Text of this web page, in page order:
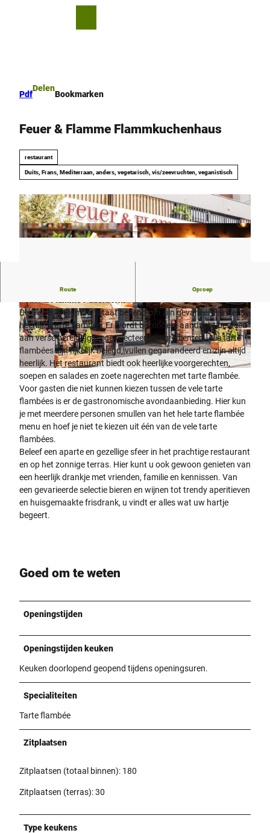
Pdf
Delen
Bookmarken
Feuer & Flamme Flammkuchenhaus
restaurant
Duits, Frans, Mediterraan, anders, vegetarisch, vis/zeevruchten, veganistisch
© Teutoburger Wald Tourismus, Feuer & Flamme Paderborn | CC-BY-SA
© Teutoburger Wald Tourismus , Feuer & Flam
me Paderborn |CC-BY-SA
© Teutoburger Wald Tourismus, Feuer & Flam
me Paderborn |CC-BY-SA
Route Oproep
Geniet van een grote en heerlijke selectie tarte flambée bij
De "Feuer & Flamme" staat bekend om zijn gevarieerde selectie
heerlijke tarte flambée. Er wordt bijzondere aandacht besteed
aan verse bereiding en geselecteerde ingrediënten. Alle tarte
flambées zijn rijkelijk belegd, vullen gegarandeerd en zijn altijd
heerlijk. Het restaurant biedt ook heerlijke voorgerechten,
soepen en salades en zoete nagerechten met tarte flambée.
Voor gasten die niet kunnen kiezen tussen de vele tarte
flambées is er de gastronomische avondaanbieding. Hier kun
je met meerdere personen smullen van het hele tarte flambée
menu en hoef je niet te kiezen uit één van de vele tarte
flambées.
Beleef een aparte en gezellige sfeer in het prachtige restaurant
en op het zonnige terras. Hier kunt u ook gewoon genieten van
een heerlijk drankje met vrienden, familie en kennissen. Van
een gevarieerde selectie bieren en wijnen tot trendy aperitieven
en huisgemaakte frisdrank, u vindt er alles wat uw hartje
begeert.
Goed om te weten
Openingstijden
Openingstijden keuken
Keuken doorlopend geopend tijdens openingsuren.
Specialiteiten
Tarte flambée
Zitplaatsen
Zitplaatsen (totaal binnen): 180
Zitplaatsen (terras): 30
Type keukens